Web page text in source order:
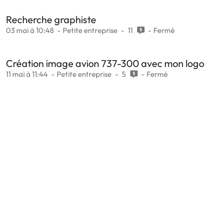
Recherche graphiste
03 mai à 10:48 Petite entreprise 11 Fermé
Création image avion 737-300 avec mon logo
11 mai à 11:44 Petite entreprise 5 Fermé